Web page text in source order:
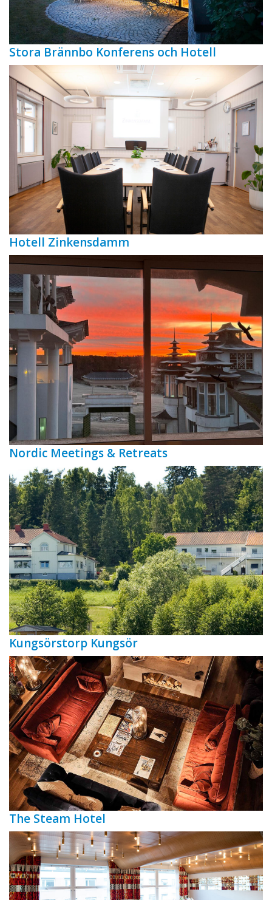
Stora Brännbo Konferens och Hotell
Hotell Zinkensdamm
Nordic Meetings & Retreats
Kungsörstorp Kungsör
The Steam Hotel